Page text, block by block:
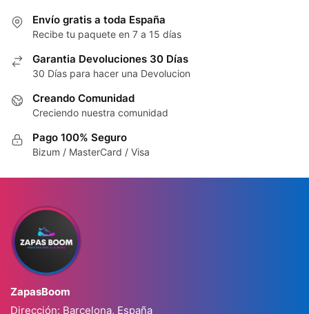
Envío gratis a toda España
Recibe tu paquete en 7 a 15 días
Garantia Devoluciones 30 Días
30 Días para hacer una Devolucion
Creando Comunidad
Creciendo nuestra comunidad
Pago 100% Seguro
Bizum / MasterCard / Visa
ZapasBoom
Dirección: Barcelona, España